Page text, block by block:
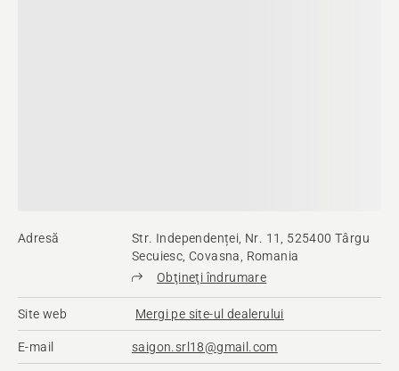
Adresă
Str. Independenței, Nr. 11, 525400 Târgu
Secuiesc, Covasna, Romania
Obţineţi îndrumare
Site web Mergi pe site-ul dealerului
E-mail saigon.srl18@gmail.com